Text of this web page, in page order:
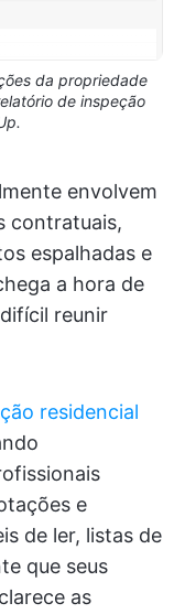
da propriedade
de inspeção
envolvem
contratuais,
espalhadas e
a hora de
reunir
residencial
e
de ler, listas de
que seus
as